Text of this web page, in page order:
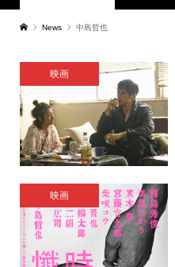
News 中島哲也
映画
映画